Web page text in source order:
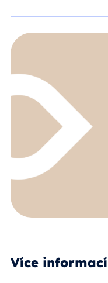
Více informací